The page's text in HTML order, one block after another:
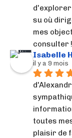
su où
mes
consulter !
Isabelle
il y a 9 mois
toutes
plaisir de